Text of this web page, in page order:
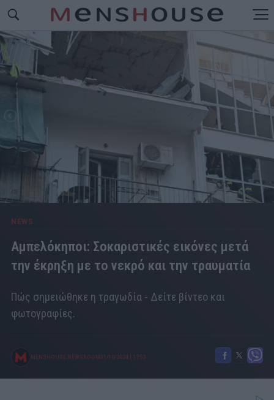
NEWS
Αμπελόκηποι: Σοκαριστικές εικόνες μετά
την έκρηξη με το νεκρό και την τραυματία
Πώς σημειώθηκε η τραγωδία - Δείτε βίντεο και
φωτογραφίες.
MENSHOUSE NEWSROOM 31/10/2024 17:53